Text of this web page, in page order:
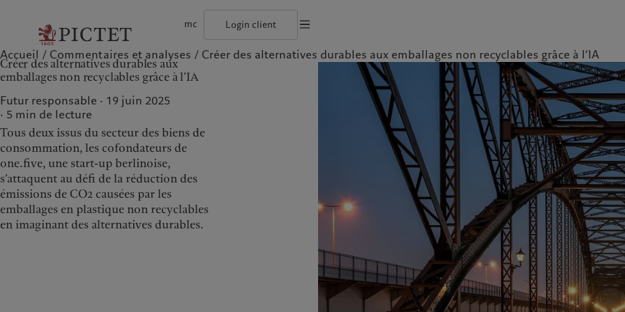
mc Login client
Le groupe Pictet
Les associés du Groupe
Rétrospective annuelle
Nos notations d'entreprise
Diversité, équité et inclusion
Notre histoire
Particuliers et familles
Institutions et intermédiaires financiers
Investisseurs institutionnels
Wealth management
Alternative investments
Asset services
Latest insights
Markets
Beyond markets
L’approche de Pictet
Rapport de durabilité
Plan d’action climatique
Principes d’investissement climatique
Gouvernance de la durabilité
Fondation du Groupe
Prix Pictet
Amérique du Nord
|Canada (fr)
Asie
China Offshore|中国离岸
Hong Kong SAR|香港特別行
政區|香港特别行政区
日本
Singapore |新加坡
Taiwan|台灣
Notre Groupe
Le groupe Pictet
Les associés du Groupe
Rétrospective annuelle
Nos notations d'entreprise
Nos clients
intermédiaires financiers
Investisseurs institutionnels
Nos métiers
Wealth management
Alternative investments
Asset services
Insights
Latest insights
Markets
Beyond markets
©2026, Pictet GroupConditions d'utilisationDocumentation légaleGestion des cookiesProtection des données
Accueil Commentaires et analyses Créer des alternatives durables aux emballages non recyclables grâce à l’IA
Créer des alternatives durables aux
emballages non recyclables grâce à l’IA
Futur responsable · 19 juin 2025
5 min de lecture
Tous deux issus du secteur des biens de
consommation, les cofondateurs de
one.five, une start-up berlinoise,
s’attaquent au défi de la réduction des
émissions de CO2 causées par les
emballages en plastique non recyclables
en imaginant des alternatives durables.